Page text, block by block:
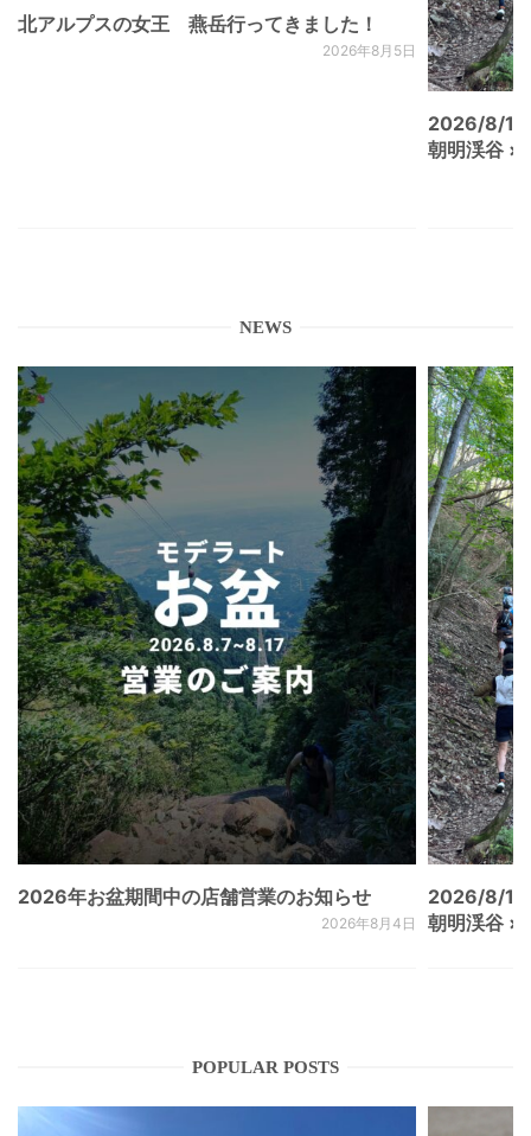
北アルプスの女王 燕岳行ってきました！
2026年8月5日
2026/8/
朝明渓谷 ×
NEWS
2026年お盆期間中の店舗営業のお知らせ
2026年8月4日
2026/8/
朝明渓谷 ×
POPULAR POSTS